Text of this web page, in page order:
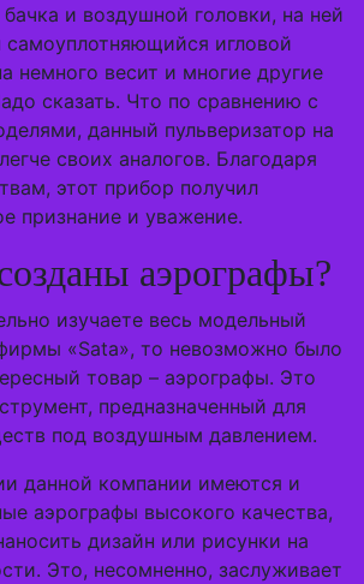
и воздушной головки, на ней
самоуплотняющийся игловой
немного весит и многие другие
сказать. Что по сравнению с
данный пульверизатор на
своих аналогов. Благодаря
этот прибор получил
признание и уважение.
аэрографы?
изучаете весь модельный
«Sata», то невозможно было
товар – аэрографы. Это
предназначенный для
под воздушным давлением.
данной компании имеются и
аэрографы высокого качества,
дизайн или рисунки на
Это, несомненно, заслуживает